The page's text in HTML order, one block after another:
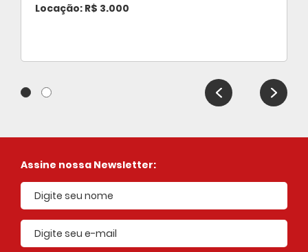
Locação: R$ 3.000
Assine nossa Newsletter:
E-mail cadastrado